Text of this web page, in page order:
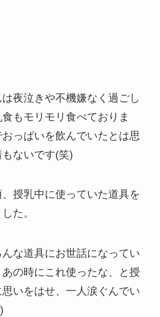
夜泣きや不機嫌なく過ごし
もモリモリ食べておりま
っぱいを飲んでいたとは思
ないです(笑)
授乳中に使っていた道具を
た。
な道具にお世話になってい
の時にこれ使ったな、と授
いをはせ、一人涙ぐんでい